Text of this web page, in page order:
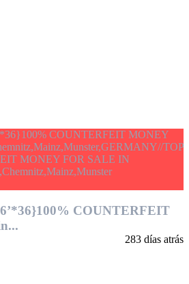
COUNTERFEIT
283 días atrás